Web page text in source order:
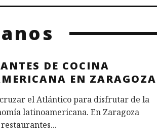
DE COCINA
EN ZARAGOZA
el Atlántico para disfrutar de la
latinoamericana. En Zaragoza
...